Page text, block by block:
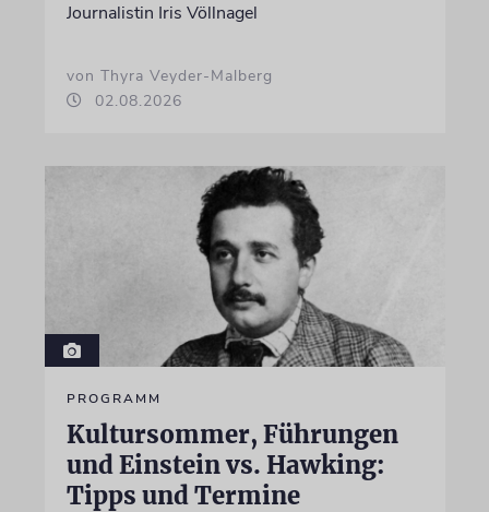
Journalistin Iris Völlnagel
von Thyra Veyder-Malberg
02.08.2026
PROGRAMM
Kultursommer, Führungen
und Einstein vs. Hawking:
Tipps und Termine